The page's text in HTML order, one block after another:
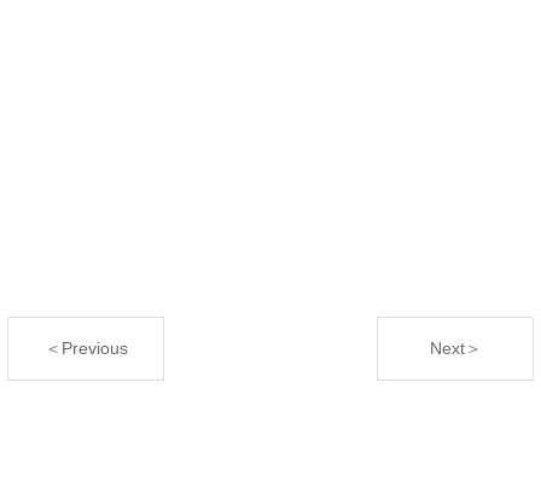
＜Previous Next＞